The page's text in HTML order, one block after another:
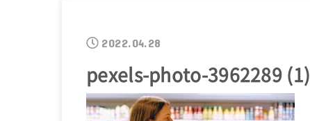
2022.04.28
pexels-photo-3962289 (1)